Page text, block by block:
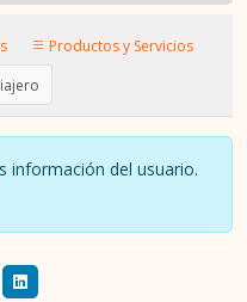
Productos y Servicios
información del usuario.